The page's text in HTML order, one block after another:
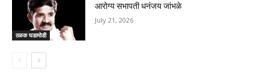
ठळक घडामोडी
आरोग्य सभापती धनंजय जांभळे
July 21, 2026